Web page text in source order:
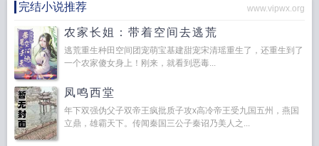
完结小说推荐 www.vipwx.org
农家长姐：带着空间去逃荒
逃荒重生种田空间团宠萌宝基建甜宠宋清瑶重生了，还重生到了
一个农家傻女身上！刚来，就看到恶毒...
凤鸣西堂
年下双强伪父子双帝王疯批质子攻x高冷帝王受九国五州，燕国
立鼎，雄霸天下。传闻秦国三公子秦诏乃美人之...